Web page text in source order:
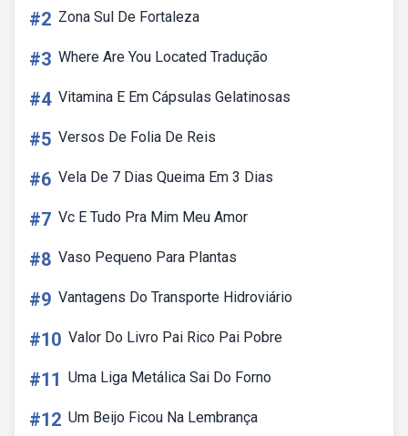
#2 Zona Sul De Fortaleza
#3 Where Are You Located Tradução
#4 Vitamina E Em Cápsulas Gelatinosas
#5 Versos De Folia De Reis
#6 Vela De 7 Dias Queima Em 3 Dias
#7 Vc E Tudo Pra Mim Meu Amor
#8 Vaso Pequeno Para Plantas
#9 Vantagens Do Transporte Hidroviário
#10 Valor Do Livro Pai Rico Pai Pobre
#11 Uma Liga Metálica Sai Do Forno
#12 Um Beijo Ficou Na Lembrança